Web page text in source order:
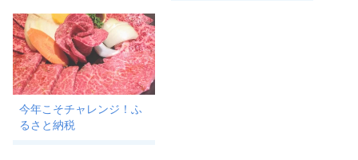
今年こそチャレンジ！ふ
るさと納税